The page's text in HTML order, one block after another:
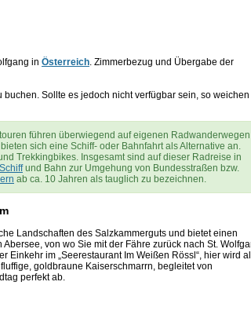
in Österreich. Zimmerbezug und Übergabe der
Sollte es jedoch nicht verfügbar sein, so weichen
führen überwiegend auf eigenen Radwanderwegen
sich eine Schiff- oder Bahnfahrt als Alternative an.
Trekkingbikes. Insgesamt sind auf dieser Radreise in
Schiffund Bahn zur Umgehung von Bundesstraßen bzw.
ab ca. 10 Jahren als tauglich zu bezeichnen.
Landschaften des Salzkammerguts und bietet einen
von wo Sie mit der Fähre zurück nach St.
Einkehr im „Seerestaurant Im Weißen Rössl“, hier wird
goldbraune Kaiserschmarrn, begleitet von
perfekt ab.